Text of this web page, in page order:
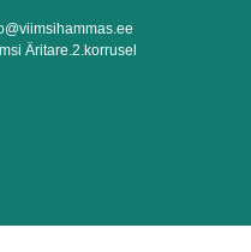
Äritare.2.korrusel